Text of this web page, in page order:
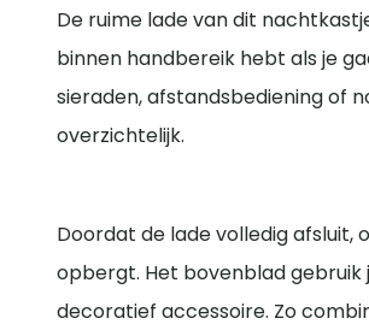
De ruime lade van dit
binnen handbereik hebt als je
sieraden, afstandsbediening of
overzichtelijk.
Doordat de lade volledig afsluit,
opbergt. Het bovenblad
decoratief accessoire. Zo